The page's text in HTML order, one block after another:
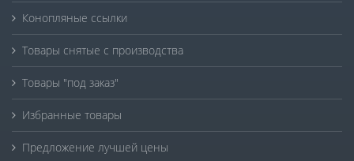
Конопляные ссылки
Товары снятые с производства
Товары "под заказ"
Избранные товары
Предложение лучшей цены